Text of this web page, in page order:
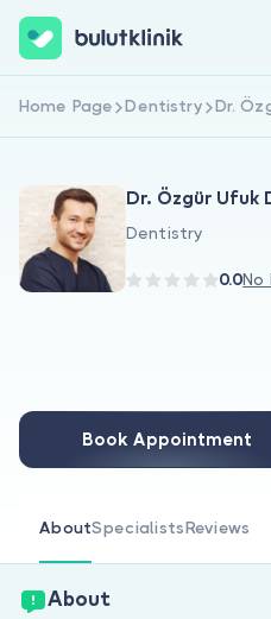
For Doctors
Are you a
Sign Up Now
Home Page Dentistry Dr.
Dr. Özgür Ufuk
Dentistry
0.0No
Book Appointment
AboutSpecialistsReviews
About